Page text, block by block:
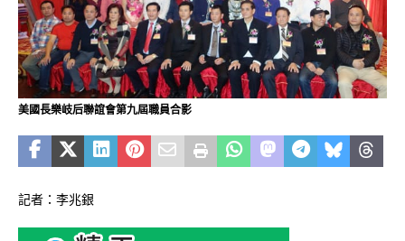
美國長樂岐后聯誼會第九屆職員合影
記者：李兆銀